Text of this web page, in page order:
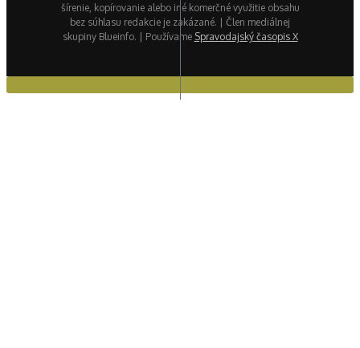
šírenie, kopírovanie alebo iné komerčné využitie obsahu
bez súhlasu redakcie je zakázané. | Člen mediálnej
skupiny Blueinfo. | Používame Spravodajský časopis X